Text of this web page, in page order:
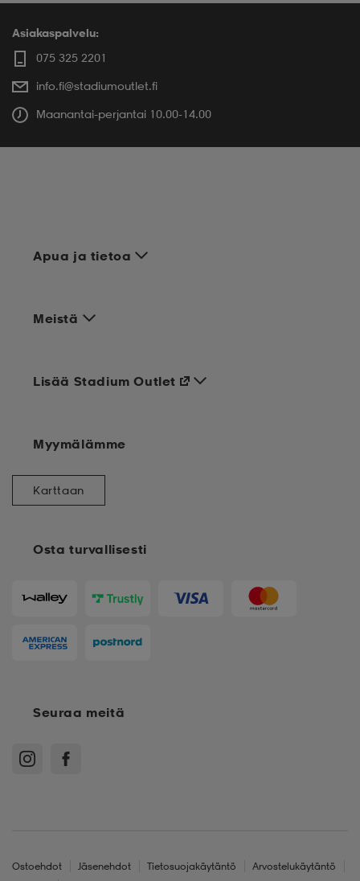
Asiakaspalvelu:
075 325 2201
info.fi@stadiumoutlet.fi
Maanantai-perjantai 10.00-14.00
Apua ja tietoa
Meistä
Osta turvallisesti
Lisää Stadium Outlet
Myymälämme
Karttaan
Seuraa meitä
Ostoehdot Jäsenehdot Tietosuojakäytäntö
Arvostelukäytäntö